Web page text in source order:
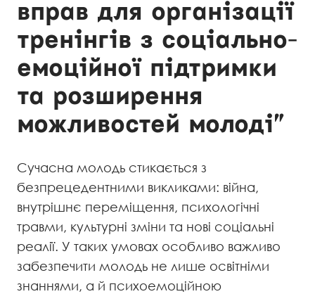
вправ для організації
тренінгів з соціально-
емоційної підтримки
та розширення
можливостей молоді”
Сучасна молодь стикається з
безпрецедентними викликами: війна,
внутрішнє переміщення, психологічні
травми, культурні зміни та нові соціальні
реалії. У таких умовах особливо важливо
забезпечити молодь не лише освітніми
знаннями, а й психоемоційною